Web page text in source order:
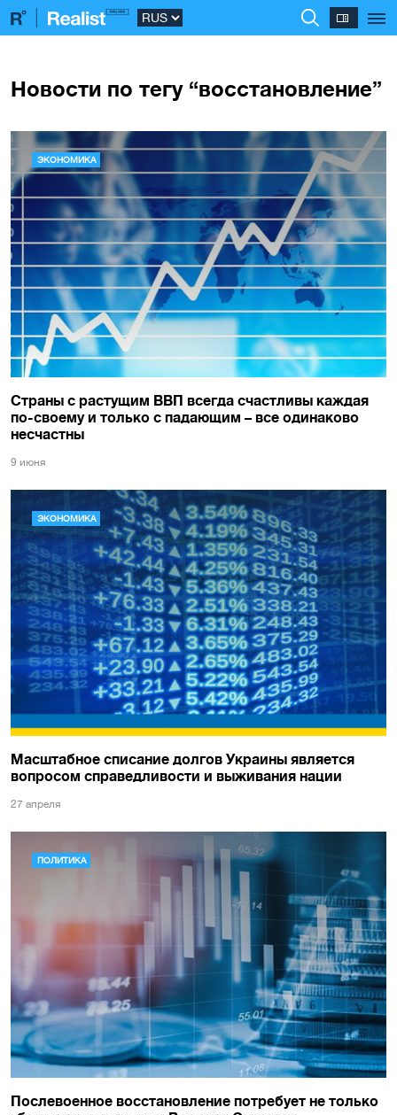
Новости по тегу “восстановление”
ЭКОНОМИКА
Страны с растущим ВВП всегда счастливы каждая
по-своему и только с падающим – все одинаково
несчастны
9 июня
ЭКОНОМИКА
Масштабное списание долгов Украины является
вопросом справедливости и выживания нации
27 апреля
ПОЛИТИКА
Послевоенное восстановление потребует не только